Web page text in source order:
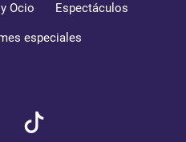
Ocio Espectáculos
especiales